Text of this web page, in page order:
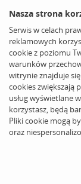
Nasza strona
Serwis w celach
reklamowych
cookie z poziomu
warunków
witrynie znajduje
cookies zwiększają
usług wyświetlane
korzystasz, będą
Pliki cookie mogą
oraz